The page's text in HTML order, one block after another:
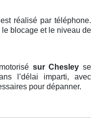
réalisé par téléphone.
blocage et le niveau de
sur Chesley se
l’délai imparti, avec
pour dépanner.